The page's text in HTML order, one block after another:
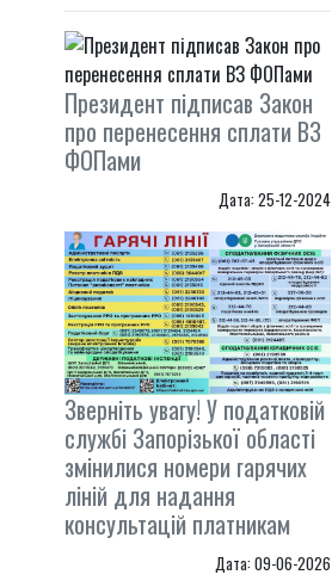
Президент підписав Закон
про перенесення сплати ВЗ
ФОПами
Дата: 25-12-2024
Зверніть увагу! У податковій
службі Запорізької області
змінилися номери гарячих
ліній для надання
консультацій платникам
Дата: 09-06-2026